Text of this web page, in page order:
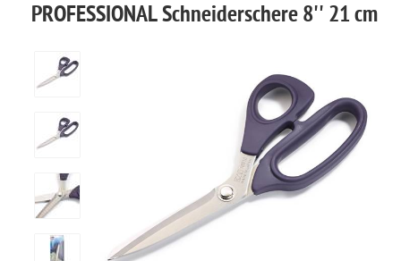
PROFESSIONAL Schneiderschere 8'' 21 cm